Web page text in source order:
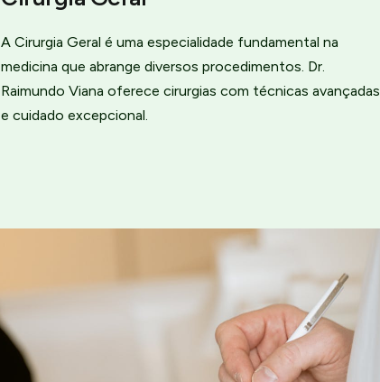
A Cirurgia Geral é uma especialidade fundamental na
medicina que abrange diversos procedimentos. Dr.
Raimundo Viana oferece cirurgias com técnicas avançadas
e cuidado excepcional.